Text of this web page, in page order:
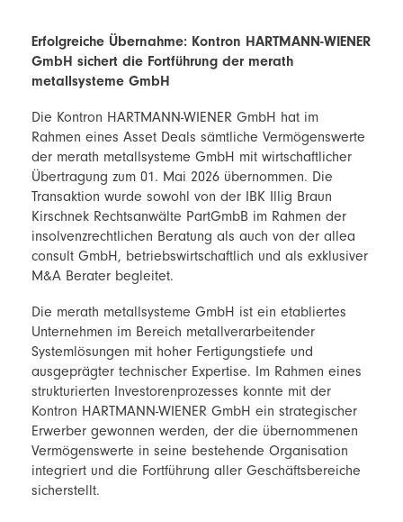
Erfolgreiche Übernahme: Kontron HARTMANN-WIENER
GmbH sichert die Fortführung der merath
metallsysteme GmbH
Die Kontron HARTMANN-WIENER GmbH hat im
Rahmen eines Asset Deals sämtliche Vermögenswerte
der merath metallsysteme GmbH mit wirtschaftlicher
Übertragung zum 01. Mai 2026 übernommen. Die
Transaktion wurde sowohl von der IBK Illig Braun
Kirschnek Rechtsanwälte PartGmbB im Rahmen der
insolvenzrechtlichen Beratung als auch von der allea
consult GmbH, betriebswirtschaftlich und als exklusiver
M&A Berater begleitet.
Die merath metallsysteme GmbH ist ein etabliertes
Unternehmen im Bereich metallverarbeitender
Systemlösungen mit hoher Fertigungstiefe und
ausgeprägter technischer Expertise. Im Rahmen eines
strukturierten Investorenprozesses konnte mit der
Kontron HARTMANN-WIENER GmbH ein strategischer
Erwerber gewonnen werden, der die übernommenen
Vermögenswerte in seine bestehende Organisation
integriert und die Fortführung aller Geschäftsbereiche
sicherstellt.